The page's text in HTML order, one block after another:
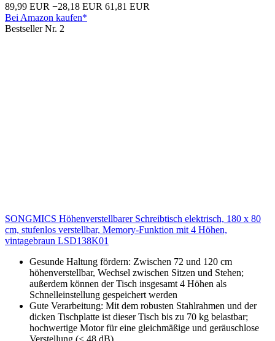
89,99 EUR −28,18 EUR 61,81 EUR
Bei Amazon kaufen*
Bestseller Nr. 2
SONGMICS Höhenverstellbarer Schreibtisch elektrisch, 180 x 80
cm, stufenlos verstellbar, Memory-Funktion mit 4 Höhen,
vintagebraun LSD138K01
Gesunde Haltung fördern: Zwischen 72 und 120 cm
höhenverstellbar, Wechsel zwischen Sitzen und Stehen;
außerdem können der Tisch insgesamt 4 Höhen als
Schnelleinstellung gespeichert werden
Gute Verarbeitung: Mit dem robusten Stahlrahmen und der
dicken Tischplatte ist dieser Tisch bis zu 70 kg belastbar;
hochwertige Motor für eine gleichmäßige und geräuschlose
Verstellung (< 48 dB)